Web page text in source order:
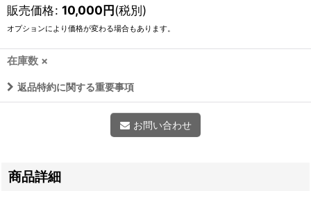
販売価格: 10,000円(税別)
オプションにより価格が変わる場合もあります。
在庫数 ×
返品特約に関する重要事項
お問い合わせ
商品詳細